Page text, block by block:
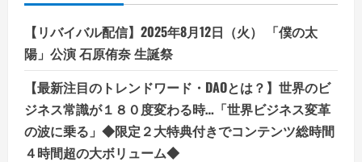
【リバイバル配信】2025年8月12日（火） 「僕の太
陽」公演 石原侑奈 生誕祭
【最新注目のトレンドワード・DAOとは？】世界のビ
ジネス常識が１８０度変わる時…「世界ビジネス変革
の波に乗る」◆限定２大特典付きでコンテンツ総時間
４時間超の大ボリューム◆